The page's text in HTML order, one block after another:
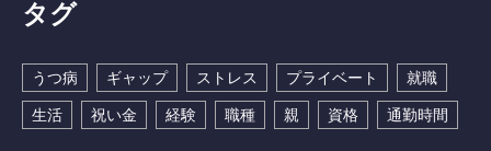
タグ
うつ病 ギャップ ストレス プライベート
就職
生活
祝い金 経験 職種 親 資格 通勤時間